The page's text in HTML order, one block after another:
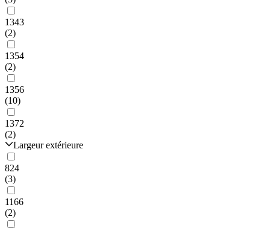
1343
(2)
1354
(2)
1356
(10)
1372
(2)
Largeur extérieure
824
(3)
1166
(2)